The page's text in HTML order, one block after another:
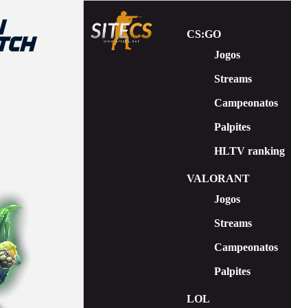
CS:GO
Jogos
Streams
Сampeonatos
Palpites
HLTV ranking
VALORANT
Jogos
Streams
Campeonatos
Palpites
LOL